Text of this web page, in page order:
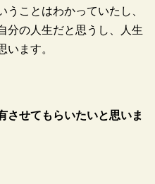
うことはわかっていたし、
分の人生だと思うし、人生
います。
させてもらいたいと思いま